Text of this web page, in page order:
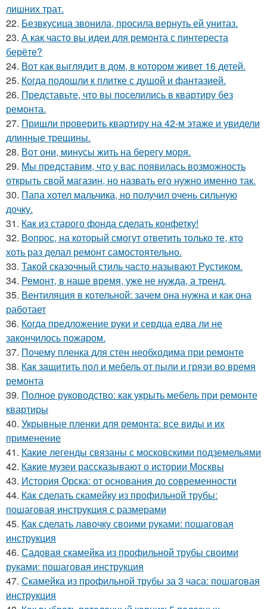
лишних трат.
22. Безвкусица звонила, просила вернуть ей унитаз.
23. А как часто вы идеи для ремонта с пинтереста
берёте?
24. Вот как выглядит в дом, в котором живет 16 детей.
25. Когда подошли к плитке с душой и фантазией.
26. Представьте, что вы поселились в квартиру без
ремонта.
27. Пришли проверить квартиру на 42-м этаже и увидели
длинные трещины.
28. Вот они, минусы жить на берегу моря.
29. Мы представим, что у вас появилась возможность
открыть свой магазин, но назвать его нужно именно так.
30. Папа хотел мальчика, но получил очень сильную
дочку.
31. Как из старого фонда сделать конфетку!
32. Вопрос, на который смогут ответить только те, кто
хоть раз делал ремонт самостоятельно.
33. Такой сказочный стиль часто называют Рустиком.
34. Ремонт, в наше время, уже не нужда, а тренд.
35. Вентиляция в котельной: зачем она нужна и как она
работает
36. Когда предложение руки и сердца едва ли не
закончилось пожаром.
37. Почему пленка для стен необходима при ремонте
38. Как защитить пол и мебель от пыли и грязи во время
ремонта
39. Полное руководство: как укрыть мебель при ремонте
квартиры
40. Укрывные пленки для ремонта: все виды и их
применение
41. Какие легенды связаны с московскими подземельями
42. Какие музеи рассказывают о истории Москвы
43. История Орска: от основания до современности
44. Как сделать скамейку из профильной трубы:
пошаговая инструкция с размерами
45. Как сделать лавочку своими руками: пошаговая
инструкция
46. Садовая скамейка из профильной трубы своими
руками: пошаговая инструкция
47. Скамейка из профильной трубы за 3 часа: пошаговая
инструкция